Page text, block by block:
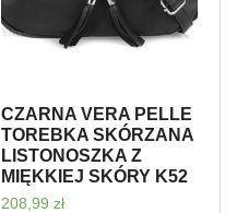
CZARNA VERA PELLE
TOREBKA SKÓRZANA
LISTONOSZKA Z
MIĘKKIEJ SKÓRY K52
208,99 zł